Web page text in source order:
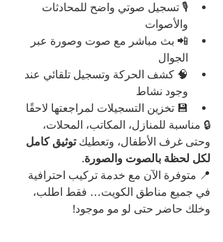
🎙️ تسجيل صوتي واضح للمحادثات
والأصوات
📲 بث مباشر مع صوت وصورة عبر
الجوال
🧠 كشف الحركة وتسجيل تلقائي عند
وجود نشاط
💾 تخزين التسجيلات لمراجعتها لاحقًا
🔒 مناسبة للمنازل، المكاتب، المحلات،
وحتى غرف الأطفال، وتعطيك توثيق كامل
لكل لحظة بالصوت والصورة.
📍 متوفرة الآن مع خدمة تركيب احترافية
في جميع مناطق الكويت… فقط اطلب،
وخلك حاضر حتى لو مو موجود!